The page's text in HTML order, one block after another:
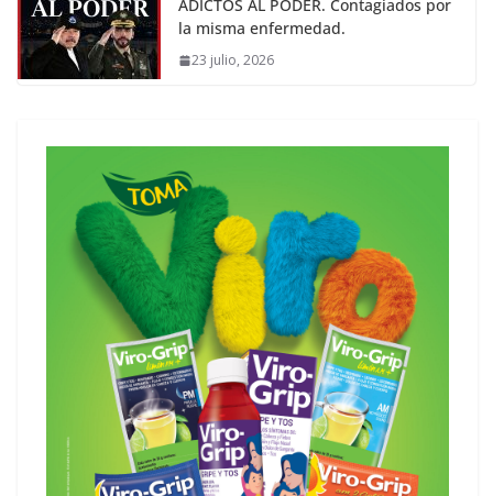
ADICTOS AL PODER. Contagiados por
la misma enfermedad.
23 julio, 2026